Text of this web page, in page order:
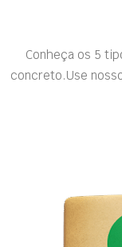
Conheça os 5
concreto.Use